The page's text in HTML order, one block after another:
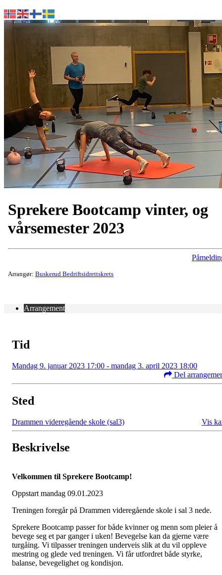
Sprekere Bootcamp vinter, og
vårsemester 2023
Arrangør: Buskerud Bedriftsidrettskrets
Arrangement
Tid
Mandag 9. januar 2023 17:00 - mandag 3. april 2023 18:00
Del
Sted
Drammen videregående skole (sal3) Vis
Beskrivelse
Velkommen til Sprekere Bootcamp!
Oppstart mandag 09.01.2023
Treningen foregår på Drammen videregående skole i sal 3 nede.
Sprekere Bootcamp passer for både kvinner og menn som pleier å
bevege seg et par ganger i uken! Bevegelse kan da gjerne være
turgåing. Vi tilpasser treningen underveis slik at du vil oppleve
mestring og glede ved treningen. Vi får utfordret både styrke,
balanse, bevegelighet og kondisjon.